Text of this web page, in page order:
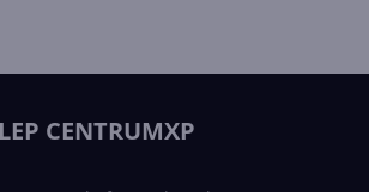
CENTRUMXP